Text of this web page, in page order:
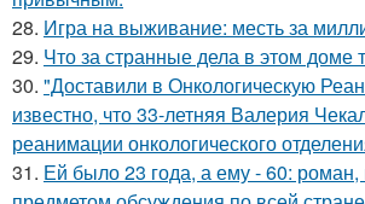
28. Игра на выживание: месть за
29. Что за странные дела в этом доме
30. "Доставили в Онкологическую
известно, что 33-летняя Валерия
реанимации онкологического
31. Ей было 23 года, а ему - 60: роман,